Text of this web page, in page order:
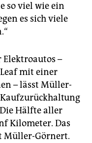
so viel wie ein
es sich viele
Elektroautos –
mit einer
– lässt Müller-
Hälfte aller
Kilometer. Das
Müller-Görnert.